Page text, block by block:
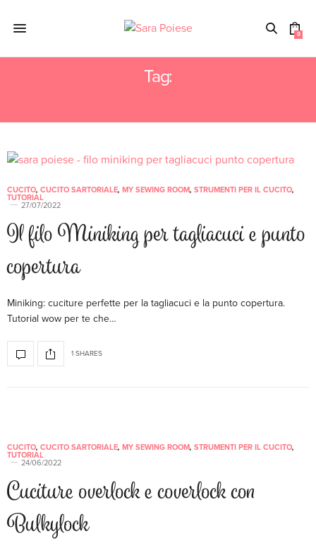
0
Tag:
CUCITO, CUCITO SARTORIALE, MY SEWING ROOM, STRUMENTI PER IL CUCITO,
TUTORIAL
27/07/2022
Il filo Miniking per tagliacuci e punto
copertura
Miniking: cuciture perfette per la tagliacuci e la punto copertura.
Tutorial wow per te che…
1 SHARES
CUCITO, CUCITO SARTORIALE, MY SEWING ROOM, STRUMENTI PER IL CUCITO,
TUTORIAL
24/06/2022
Cuciture overlock e coverlock con
Bulkylock